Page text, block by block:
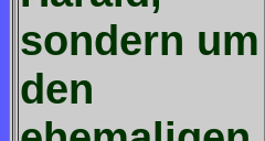
sondern um
den